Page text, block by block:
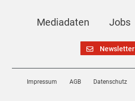
Mediadaten Jobs
Newsletter
Impressum AGB Datenschutz